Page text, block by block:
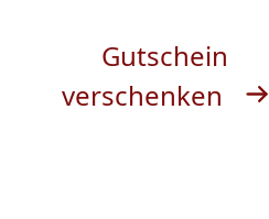
Gutschein
verschenken